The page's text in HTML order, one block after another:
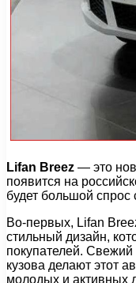
Lifan Breez — это
появится на
будет большой спрос
Во-первых, Lifan
стильный дизайн,
покупателей.
кузова делают этот
молодых и активных